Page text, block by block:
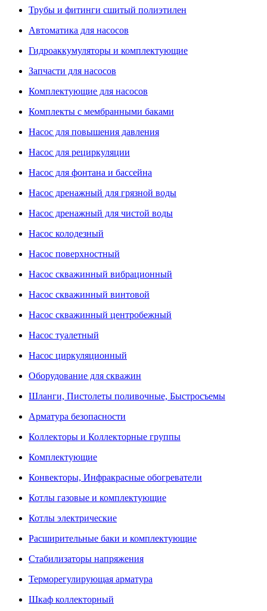
Трубы и фитинги сшитый полиэтилен
Автоматика для насосов
Гидроаккумуляторы и комплектующие
Запчасти для насосов
Комплектующие для насосов
Комплекты с мембранными баками
Насос для повышения давления
Насос для рециркуляции
Насос для фонтана и бассейна
Насос дренажный для грязной воды
Насос дренажный для чистой воды
Насос колодезный
Насос поверхностный
Насос скважинный вибрационный
Насос скважинный винтовой
Насос скважинный центробежный
Насос туалетный
Насос циркуляционный
Оборудование для скважин
Шланги, Пистолеты поливочные, Быстросъемы
Арматура безопасности
Коллекторы и Коллекторные группы
Комплектующие
Конвекторы, Инфракрасные обогреватели
Котлы газовые и комплектующие
Котлы электрические
Расширительные баки и комплектующие
Стабилизаторы напряжения
Терморегулирующая арматура
Шкаф коллекторный